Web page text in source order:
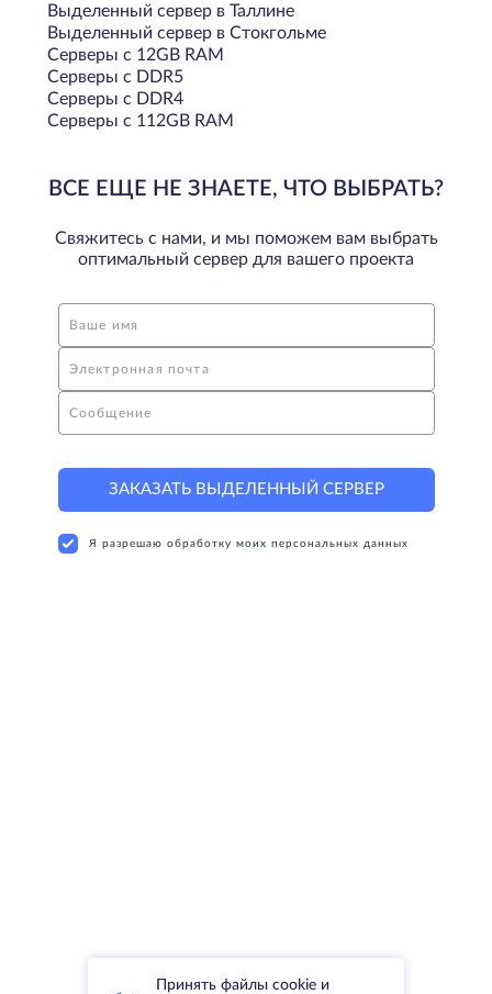
Выделенный сервер в Таллине
Выделенный сервер в Стокгольме
Серверы с 12GB RAM
Серверы с DDR5
Серверы с DDR4
Серверы с 112GB RAM
ВСЕ ЕЩЕ НЕ ЗНАЕТЕ, ЧТО ВЫБРАТЬ?
Свяжитесь с нами, и мы поможем вам выбрать
оптимальный сервер для вашего проекта
Ваше имя
Электронная почта
Сообщение
ЗАКАЗАТЬ ВЫДЕЛЕННЫЙ СЕРВЕР
Я разрешаю обработку моих персональных данных
Принять файлы cookie и